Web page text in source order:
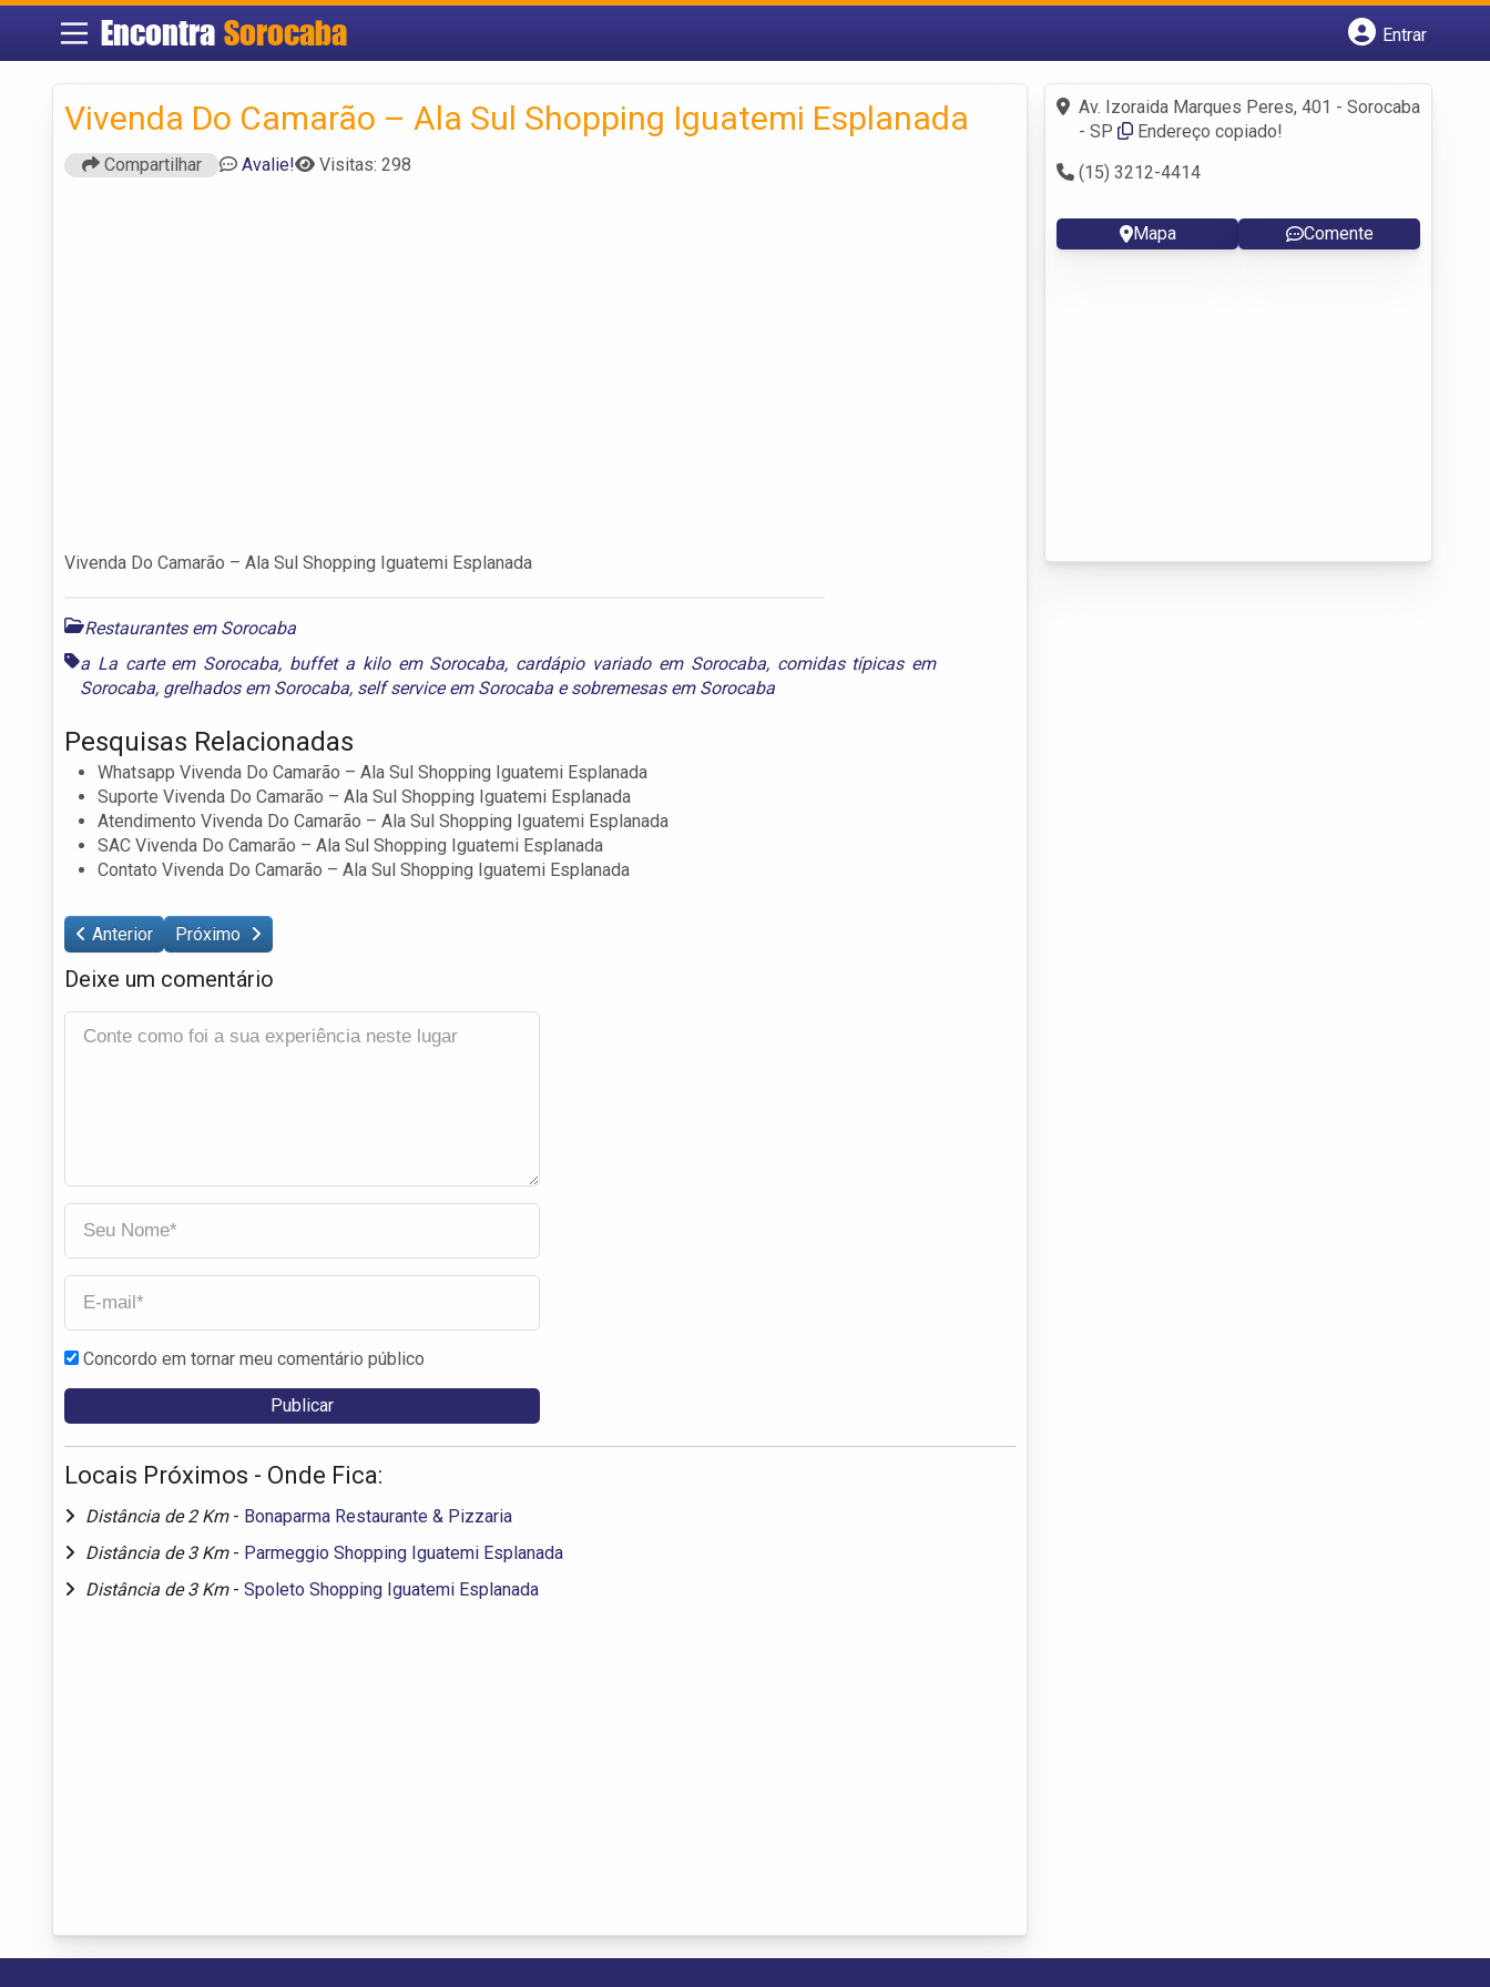
Encontra Sorocaba
Entrar
Fazer login
Criar conta
Vivenda Do Camarão – Ala Sul Shopping Iguatemi Esplanada
Compartilhar Avalie! Visitas: 298
Vivenda Do Camarão – Ala Sul Shopping Iguatemi Esplanada
Restaurantes em Sorocaba
a La carte em Sorocaba, buffet a kilo em Sorocaba, cardápio variado em Sorocaba, comidas típicas em
Sorocaba, grelhados em Sorocaba, self service em Sorocaba esobremesas em Sorocaba
Pesquisas Relacionadas
Whatsapp Vivenda Do Camarão – Ala Sul Shopping Iguatemi Esplanada
Suporte Vivenda Do Camarão – Ala Sul Shopping Iguatemi Esplanada
Atendimento Vivenda Do Camarão – Ala Sul Shopping Iguatemi Esplanada
SAC Vivenda Do Camarão – Ala Sul Shopping Iguatemi Esplanada
Contato Vivenda Do Camarão – Ala Sul Shopping Iguatemi Esplanada
Anterior Próximo
Deixe um comentário
Concordo em tornar meu comentário público
Locais Próximos - Onde Fica:
Distância de 2 Km - Bonaparma Restaurante & Pizzaria
Distância de 3 Km - Parmeggio Shopping Iguatemi Esplanada
Distância de 3 Km - Spoleto Shopping Iguatemi Esplanada
Av. Izoraida Marques Peres, 401 - Sorocaba
- SP
Endereço copiado!
(15) 3212-4414
Mapa Comente